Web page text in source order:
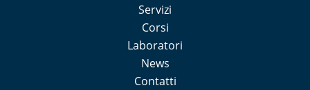
Servizi
Corsi
Laboratori
News
Contatti